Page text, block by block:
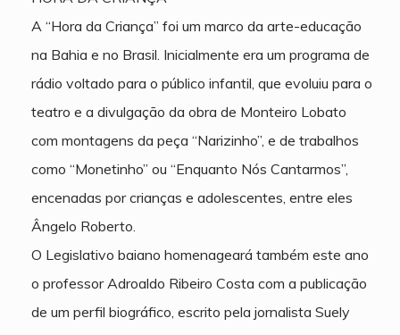
A “Hora da Criança” foi um marco da arte-educação
na Bahia e no Brasil. Inicialmente era um programa de
rádio voltado para o público infantil, que evoluiu para o
teatro e a divulgação da obra de Monteiro Lobato
com montagens da peça “Narizinho”, e de trabalhos
como “Monetinho” ou “Enquanto Nós Cantarmos”,
encenadas por crianças e adolescentes, entre eles
Ângelo Roberto.
O Legislativo baiano homenageará também este ano
o professor Adroaldo Ribeiro Costa com a publicação
de um perfil biográfico, escrito pela jornalista Suely